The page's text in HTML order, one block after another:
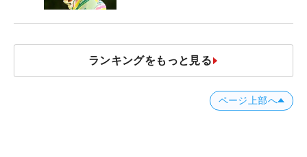
ランキングをもっと見る
ページ上部へ